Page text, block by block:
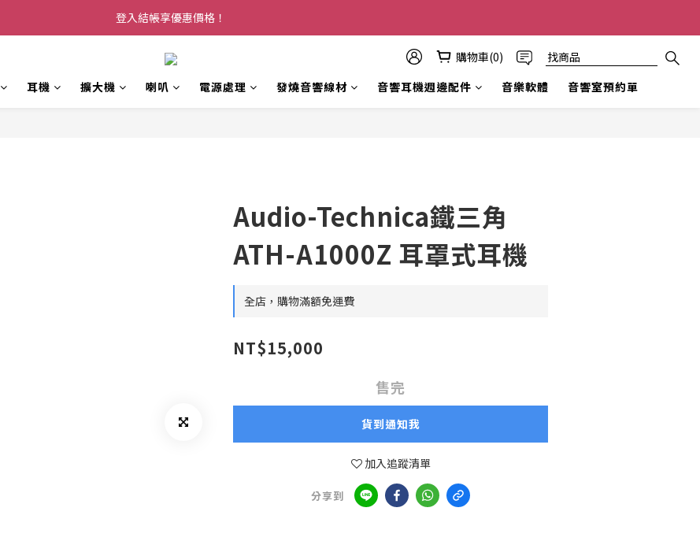
登入結帳享優惠價格！
購物車(0)
耳機 擴大機 喇叭 電源處理 發燒音響線材 音響耳機週邊配件 音樂軟體 音響室預約單
Audio-Technica鐵三角
ATH-A1000Z 耳罩式耳機
全店，購物滿額免運費
NT$15,000
售完
貨到通知我
加入追蹤清單
分享到